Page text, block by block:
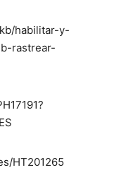
habilitar-y-
rastrear-
HT201265